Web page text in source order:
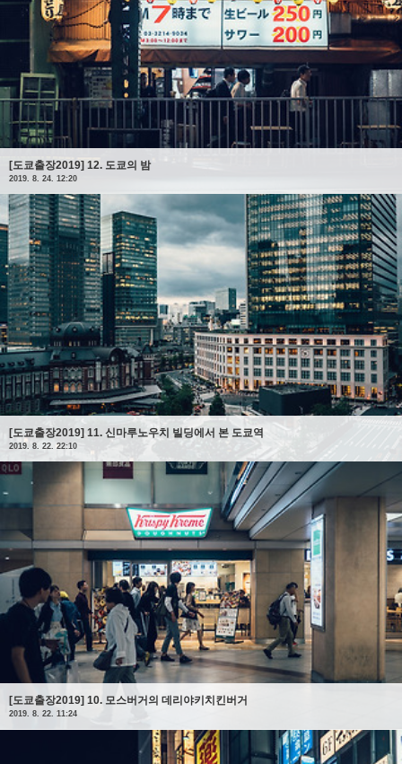
[도쿄출장2019] 12. 도쿄의 밤
2019. 8. 24. 12:20
[도쿄출장2019] 11. 신마루노우치 빌딩에서 본 도쿄역
2019. 8. 22. 22:10
[도쿄출장2019] 10. 모스버거의 데리야키치킨버거
2019. 8. 22. 11:24